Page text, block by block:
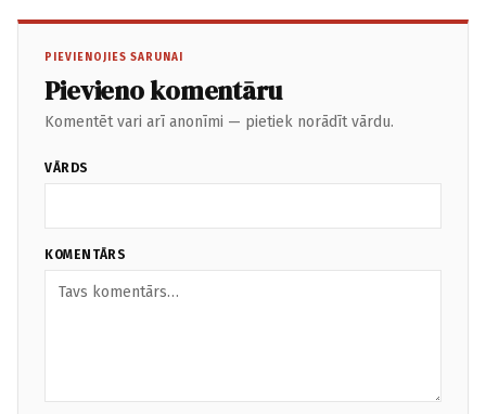
PIEVIENOJIES SARUNAI
Pievieno komentāru
Komentēt vari arī anonīmi — pietiek norādīt vārdu.
VĀRDS
KOMENTĀRS